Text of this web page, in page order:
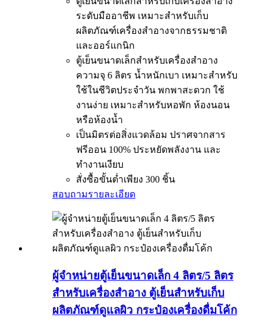
ระดับมืออาชีพ เหมาะสำหรับเก็บ
ผลิตภัณฑ์เครื่องสำอางจากธรรมชาติ
และออร์แกนิก
ตู้เย็นขนาดเล็กสำหรับเครื่องสำอาง
ความจุ 6 ลิตร น้ำหนักเบา เหมาะสำหรับ
ใช้ในชีวิตประจำวัน พกพาสะดวก ใช้
งานง่าย เหมาะสำหรับหอพัก ห้องนอน
หรือห้องน้ำ
เป็นมิตรต่อสิ่งแวดล้อม ปราศจากสาร
ฟรีออน 100% ประหยัดพลังงาน และ
ทำงานเงียบ
สั่งซื้อขั้นต่ำเพียง 300 ชิ้น
สอบถามรายละเอียด
ผู้จำหน่ายตู้เย็นขนาดเล็ก 4 ลิตร/5 ลิตร
สำหรับเครื่องสำอาง ตู้เย็นสำหรับเก็บ
ผลิตภัณฑ์ดูแลผิว กระป๋องเครื่องดื่มโค้ก